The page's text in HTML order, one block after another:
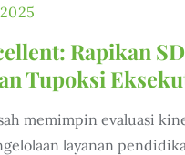
Rapikan
Tupoksi
memimpin evaluasi
layanan